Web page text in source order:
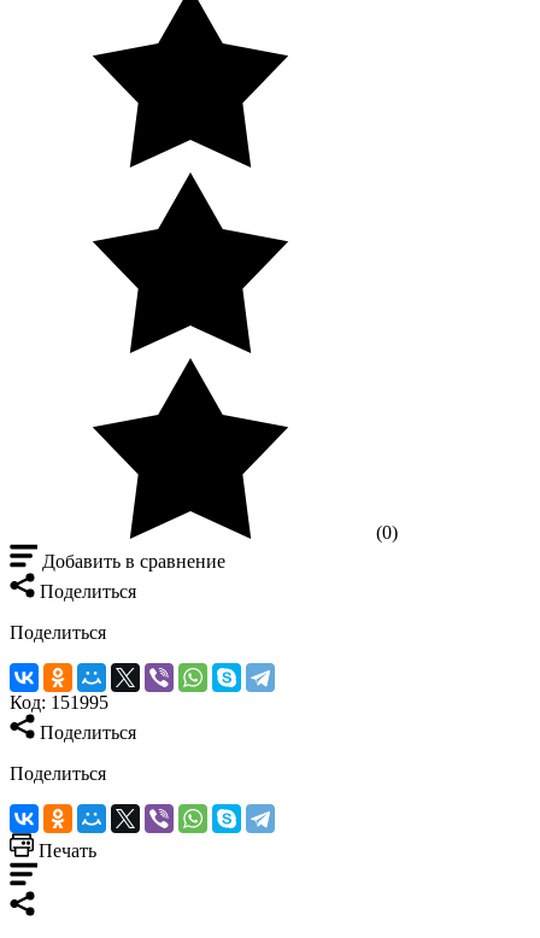
(0)
Добавить в сравнение
Поделиться
Поделиться
Код: 151995
Поделиться
Поделиться
Печать